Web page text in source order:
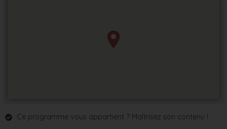
Ce programme vous appartient ? Maîtrisez son contenu !